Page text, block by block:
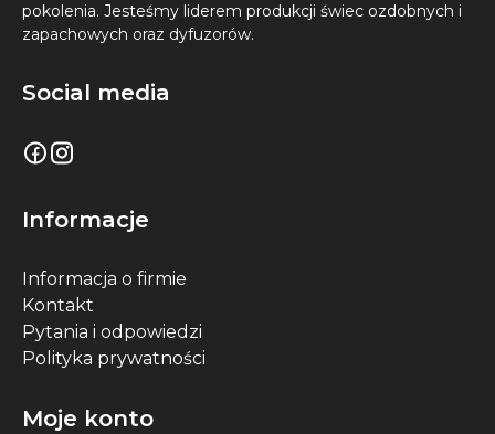
pokolenia. Jesteśmy liderem produkcji świec ozdobnych i
zapachowych oraz dyfuzorów.
Social media
Informacje
Informacja o firmie
Kontakt
Pytania i odpowiedzi
Polityka prywatności
Moje konto